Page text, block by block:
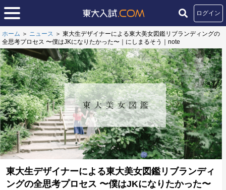
ログイン
ホーム ＞ ニュース ＞ 東大生デザイナーによる東大美女図鑑リブランディングの
全思考プロセス 〜僕はJKになりたかった〜｜にしまるそう｜note
東大生デザイナーによる東大美女図鑑リブランディ
ングの全思考プロセス 〜僕はJKになりたかった〜